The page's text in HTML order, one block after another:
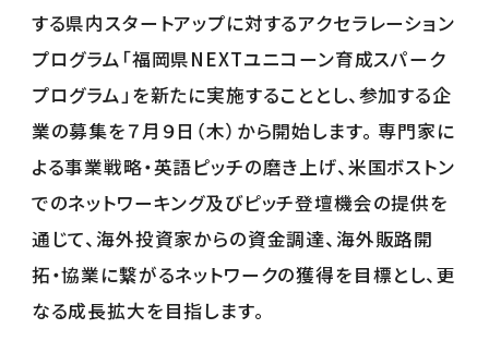
する県内スタートアップに対するアクセラレーション
プログラム「福岡県NEXTユニコーン育成スパーク
プログラム」を新たに実施することとし、参加する企
業の募集を７月９日（木）から開始します。 専門家に
よる事業戦略・英語ピッチの磨き上げ、米国ボストン
でのネットワーキング及びピッチ登壇機会の提供を
通じて、海外投資家からの資金調達、海外販路開
拓・協業に繋がるネットワークの獲得を目標とし、更
なる成長拡大を目指します。